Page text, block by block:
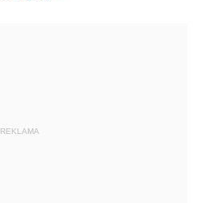
REKLAMA